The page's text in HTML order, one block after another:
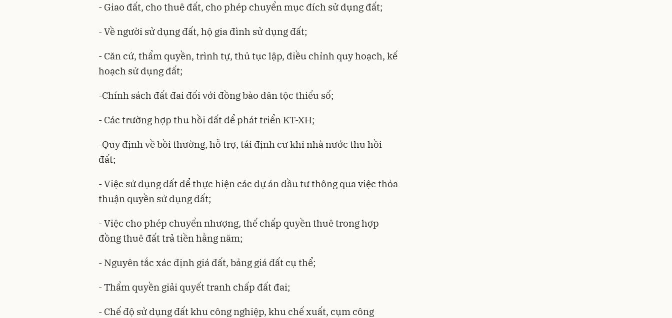
- Giao đất, cho thuê đất, cho phép chuyển mục đích sử dụng đất;
- Về người sử dụng đất, hộ gia đình sử dụng đất;
- Căn cứ, thẩm quyền, trình tự, thủ tục lập, điều chỉnh quy hoạch, kế
hoạch sử dụng đất;
-Chính sách đất đai đối với đồng bào dân tộc thiểu số;
- Các trường hợp thu hồi đất để phát triển KT-XH;
-Quy định về bồi thường, hỗ trợ, tái định cư khi nhà nước thu hồi
đất;
- Việc sử dụng đất để thực hiện các dự án đầu tư thông qua việc thỏa
thuận quyền sử dụng đất;
- Việc cho phép chuyển nhượng, thế chấp quyền thuê trong hợp
đồng thuê đất trả tiền hằng năm;
- Nguyên tắc xác định giá đất, bảng giá đất cụ thể;
- Thẩm quyền giải quyết tranh chấp đất đai;
- Chế độ sử dụng đất khu công nghiệp, khu chế xuất, cụm công